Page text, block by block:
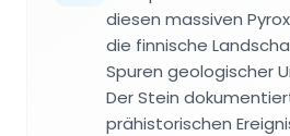
diesen massiven
die finnische
Spuren geologischer
Der Stein
prähistorischen